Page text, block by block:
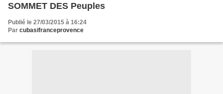
SOMMET DES Peuples
Publié le 27/03/2015 à 16:24
Par cubasifranceprovence